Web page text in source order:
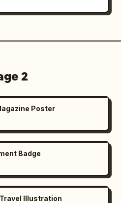
2
Poster
Badge
Illustration